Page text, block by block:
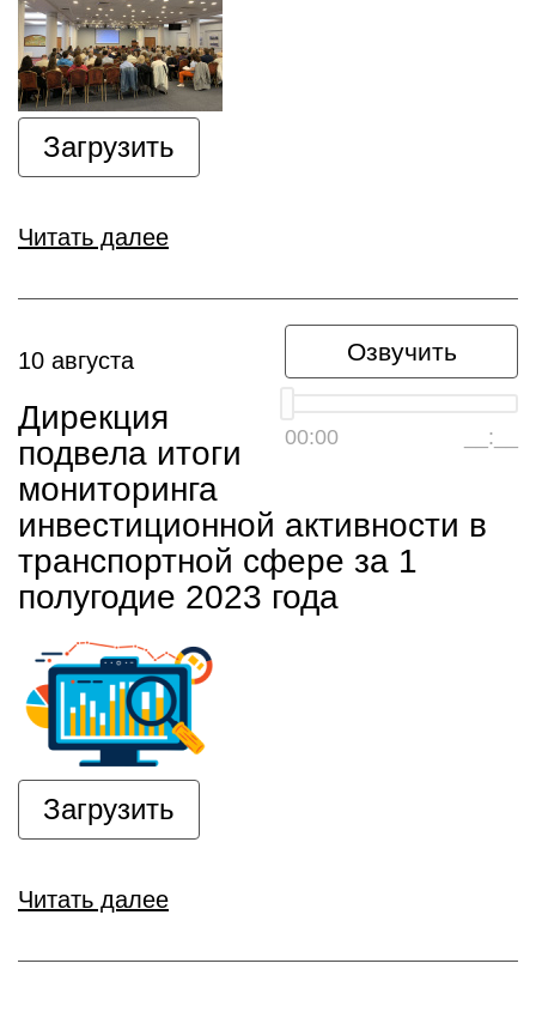
Загрузить
Читать далее
Озвучить
00:00 __:__
10 августа
Дирекция
подвела итоги
мониторинга
инвестиционной активности в
транспортной сфере за 1
полугодие 2023 года
Загрузить
Читать далее